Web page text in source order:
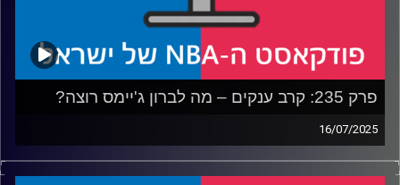
פרק 235: קרב ענקים – מה לברון ג'יימס רוצה?
16/07/2025
פודקאסט האן.בי.איי עם ערן סורוקה, שרון דוידוביץ', משה
דוידוביץ' ועידן לוצקי, בשיתוף קול האוניברסיטה.